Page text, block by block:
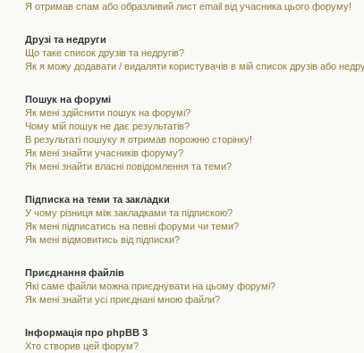
Я отримав спам або образливий лист email від учасника цього форуму!
Друзі та недруги
Що таке список друзів та недругів?
Як я можу додавати / видаляти користувачів в мій список друзів або
Пошук на форумі
Як мені здійснити пошук на форумі?
Чому мій пошук не дає результатів?
В результаті пошуку я отримав порожню сторінку!
Як мені знайти учасників форуму?
Як мені знайти власні повідомлення та теми?
Підписка на теми та закладки
У чому різниця між закладками та підпискою?
Як мені підписатись на певні форуми чи теми?
Як мені відмовитись від підписки?
Приєднання файлів
Які саме файли можна приєднувати на цьому форумі?
Як мені знайти усі приєднані мною файли?
Інформація про phpBB 3
Хто створив цей форум?